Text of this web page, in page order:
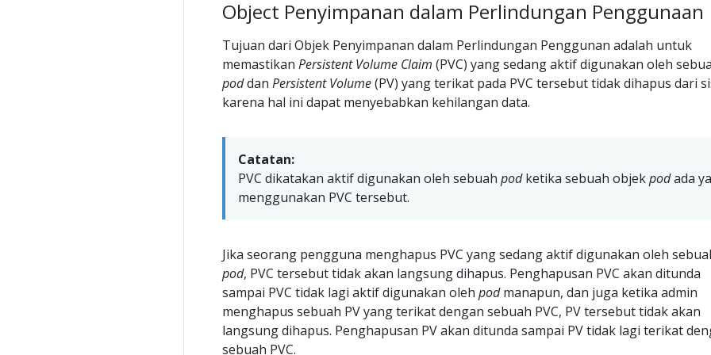
Object Penyimpanan dalam Perlindungan Penggunaan
Tujuan dari Objek Penyimpanan dalam Perlindungan Penggunan adalah untuk
memastikan Persistent Volume Claim (PVC) yang sedang aktif digunakan oleh
poddan Persistent Volume(PV) yang terikat pada PVC tersebut tidak dihapus dari
karena hal ini dapat menyebabkan kehilangan data.
Catatan:
PVC dikatakan aktif digunakan oleh sebuah podketika sebuah objekpodada
menggunakan PVC tersebut.
Jika seorang pengguna menghapus PVC yang sedang aktif digunakan oleh
pod, PVC tersebut tidak akan langsung dihapus. Penghapusan PVC akan ditunda
sampai PVC tidak lagi aktif digunakan oleh podmanapun, dan juga ketika admin
menghapus sebuah PV yang terikat dengan sebuah PVC, PV tersebut tidak akan
langsung dihapus. Penghapusan PV akan ditunda sampai PV tidak lagi terikat
sebuah PVC.